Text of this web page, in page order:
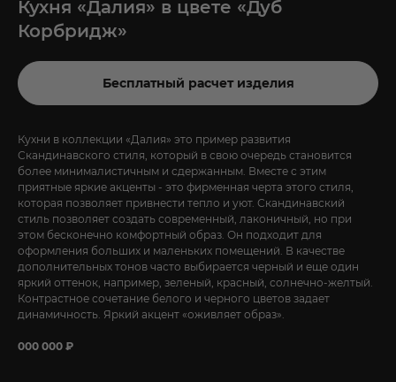
Кухня «Далия» в цвете «Дуб
Корбридж»
Бесплатный расчет изделия
Кухни в коллекции «Далия» это пример развития
Скандинавского стиля, который в свою очередь становится
более минималистичным и сдержанным. Вместе с этим
приятные яркие акценты - это фирменная черта этого стиля,
которая позволяет привнести тепло и уют. Скандинавский
стиль позволяет создать современный, лаконичный, но при
этом бесконечно комфортный образ. Он подходит для
оформления больших и маленьких помещений. В качестве
дополнительных тонов часто выбирается черный и еще один
яркий оттенок, например, зеленый, красный, солнечно-желтый.
Контрастное сочетание белого и черного цветов задает
динамичность. Яркий акцент «оживляет образ».
000 000 ₽